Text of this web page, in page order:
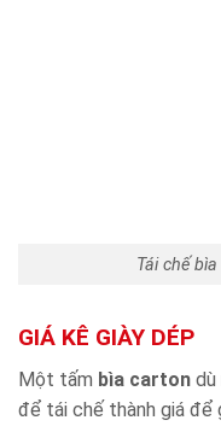
Tái chế
GIÁ KÊ GIÀY DÉP
Một tấm bìa carton dù
để tái chế thành giá để